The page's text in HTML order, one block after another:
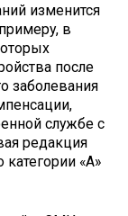
изменится
в
после
заболевания
службе с
редакция
«А»